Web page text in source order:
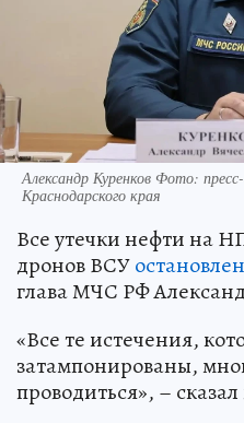
Александр Куренков Фото:
Краснодарского края
Все утечки нефти на
дронов ВСУ
глава МЧС РФ
«Все те истечения,
затампонированы,
проводиться», –